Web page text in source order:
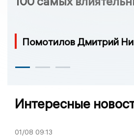
Помотилов Дмитрий
Интересные
01/08 09:13